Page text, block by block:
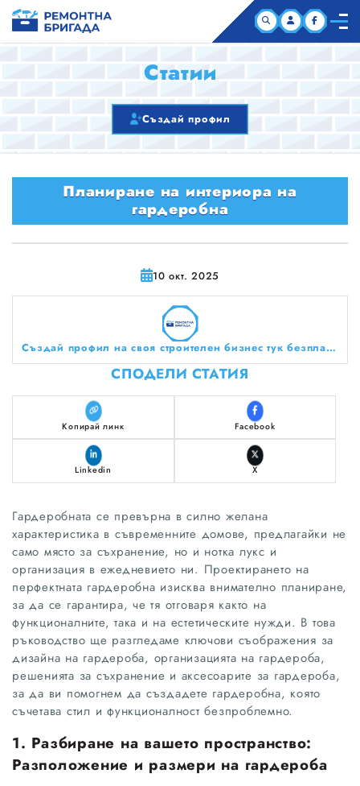
НАЧАЛО
КОМПАНИИ
ЗА НАС
Статии
Създай профил
Планиране на интериора на
гардеробна
10 окт. 2025
Създай профил на своя строителен бизнес тук безплатно!
СПОДЕЛИ СТАТИЯ
Копирай линк Facebook
Linkedin X
Гардеробната се превърна в силно желана
характеристика в съвременните домове, предлагайки не
само място за съхранение, но и нотка лукс и
организация в ежедневието ни. Проектирането на
перфектната гардеробна изисква внимателно планиране,
за да се гарантира, че тя отговаря както на
функционалните, така и на естетическите нужди. В това
ръководство ще разгледаме ключови съображения за
дизайна на гардероба, организацията на гардероба,
решенията за съхранение и аксесоарите за гардероба,
за да ви помогнем да създадете гардеробна, която
съчетава стил и функционалност безпроблемно.
1. Разбиране на вашето пространство:
Разположение и размери на гардероба